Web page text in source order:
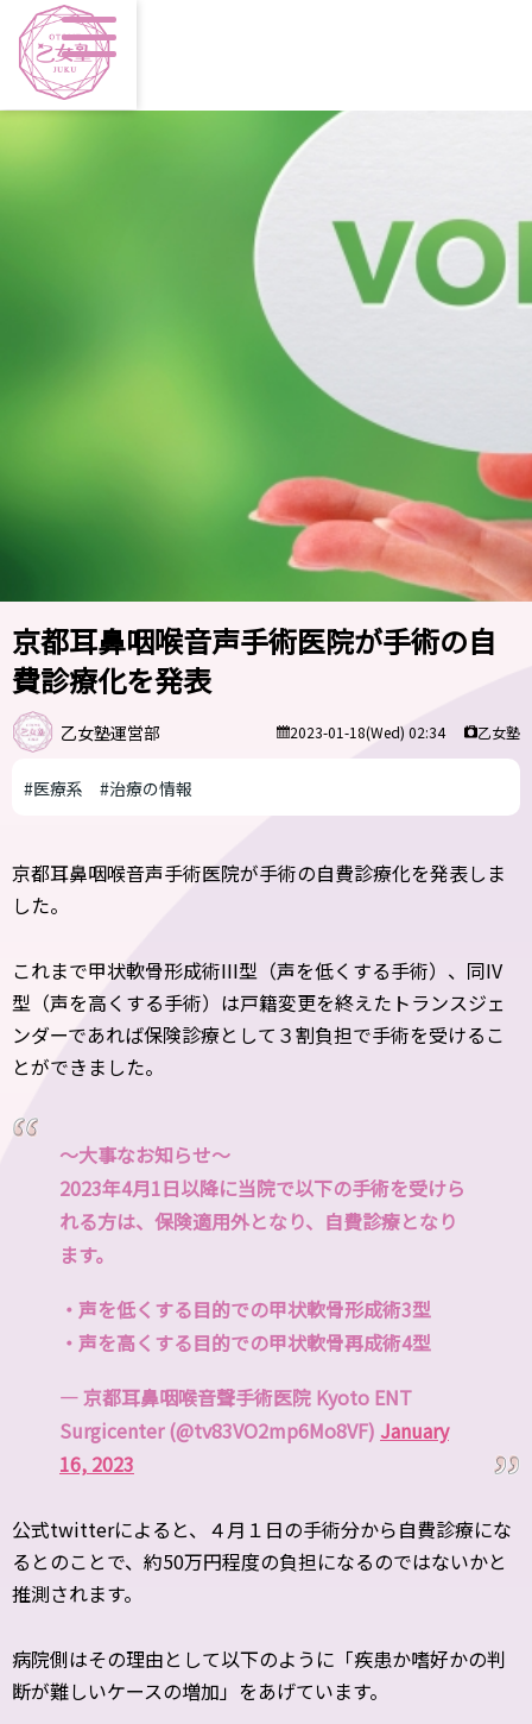
京都耳鼻咽喉音声手術医院が手術の自
費診療化を発表
乙女塾運営部 2023-01-18(Wed) 02:34 乙女塾
#医療系 #治療の情報
京都耳鼻咽喉音声手術医院が手術の自費診療化を発表しま
した。
これまで甲状軟骨形成術III型（声を低くする手術）、同IV
型（声を高くする手術）は戸籍変更を終えたトランスジェ
ンダーであれば保険診療として３割負担で手術を受けるこ
とができました。
〜大事なお知らせ〜
2023年4月1日以降に当院で以下の手術を受けら
れる方は、保険適用外となり、自費診療となり
ます。
・声を低くする目的での甲状軟骨形成術3型
・声を高くする目的での甲状軟骨再成術4型
— 京都耳鼻咽喉音聲手術医院 Kyoto ENT
Surgicenter (@tv83VO2mp6Mo8VF) January
16, 2023
公式twitterによると、４月１日の手術分から自費診療にな
るとのことで、約50万円程度の負担になるのではないかと
推測されます。
病院側はその理由として以下のように「疾患か嗜好かの判
断が難しいケースの増加」をあげています。